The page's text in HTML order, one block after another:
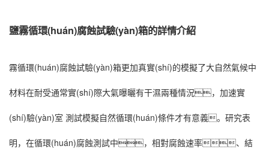
鹽霧循環(huán)腐蝕試驗(yàn)箱的詳情介紹
霧循環(huán)腐蝕試驗(yàn)箱更加真實(shí)的模擬了大自然氣候中
材料在耐受通常實(shí)際大氣曝曬有干濕兩種情況，加速實
(shí)驗(yàn)室 測試模擬自然循環(huán)條件才有意義。研究表
明，在循環(huán)腐蝕測試中，相對腐蝕速率、結